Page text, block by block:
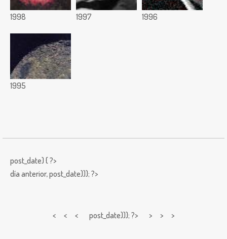
1998 1997 1996
1995
post_date) { ?>
día anterior,post_date))); ?>
< < < post_date))); ?> > > >